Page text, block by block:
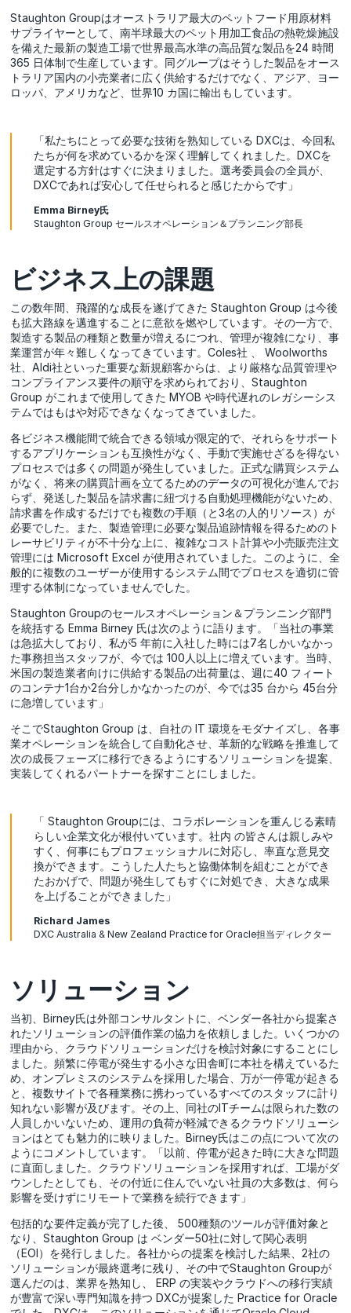
Staughton Groupはオーストラリア最大のペットフード用原材料
サプライヤーとして、南半球最大のペット用加工食品の熱乾燥施設
を備えた最新の製造工場で世界最高水準の高品質な製品を24 時間
365 日体制で生産しています。同グループはそうした製品をオース
トラリア国内の小売業者に広く供給するだけでなく、アジア、ヨー
ロッパ、アメリカなど、世界10 カ国に輸出もしています。
「私たちにとって必要な技術を熟知している DXCは、今回私
たちが何を求めているかを深く理解してくれました。DXCを
選定する方針はすぐに決まりました。選考委員会の全員が、
DXCであれば安心して任せられると感じたからです」
Emma Birney氏
Staughton Group セールスオペレーション＆プランニング部長
ビジネス上の課題
この数年間、飛躍的な成長を遂げてきた Staughton Group は今後
も拡大路線を邁進することに意欲を燃やしています。その一方で、
製造する製品の種類と数量が増えるにつれ、管理が複雑になり、事
業運営が年々難しくなってきています。Coles社 、 Woolworths
社、Aldi社といった重要な新規顧客からは、より厳格な品質管理や
コンプライアンス要件の順守を求められており、Staughton
Group がこれまで使用してきた MYOB や時代遅れのレガシーシス
テムではもはや対応できなくなってきていました。
各ビジネス機能間で統合できる領域が限定的で、それらをサポート
するアプリケーションも互換性がなく、手動で実施せざるを得ない
プロセスでは多くの問題が発生していました。正式な購買システム
がなく、将来の購買計画を立てるためのデータの可視化が進んでお
らず、発送した製品を請求書に紐づける自動処理機能がないため、
請求書を作成するだけでも複数の手順（と3名の人的リソース）が
必要でした。また、製造管理に必要な製品追跡情報を得るためのト
レーサビリティが不十分な上に、複雑なコスト計算や小売販売注文
管理には Microsoft Excel が使用されていました。このように、全
般的に複数のユーザーが使用するシステム間でプロセスを適切に管
理する体制になっていませんでした。
Staughton Groupのセールスオペレーション＆プランニング部門
を統括する Emma Birney 氏は次のように語ります。「当社の事業
は急拡大しており、私が5 年前に入社した時には7名しかいなかっ
た事務担当スタッフが、今では 100人以上に増えています。当時、
米国の製造業者向けに供給する製品の出荷量は、週に40 フィート
のコンテナ1台か2台分しかなかったのが、今では35 台から 45台分
に急増しています」
そこでStaughton Group は、自社の IT 環境をモダナイズし、各事
業オペレーションを統合して自動化させ、革新的な戦略を推進して
次の成長フェーズに移行できるようにするソリューションを提案、
実装してくれるパートナーを探すことにしました。
「 Staughton Groupには、コラボレーションを重んじる素晴
らしい企業文化が根付いています。社内 の皆さんは親しみや
すく、何事にもプロフェッショナルに対応し、率直な意見交
換ができます。こうした人たちと協働体制を組むことができ
たおかげで、問題が発生してもすぐに対処でき、大きな成果
を上げることができました」
Richard James
DXC Australia & New Zealand Practice for Oracle担当ディレクター
ソリューション
当初、Birney氏は外部コンサルタントに、ベンダー各社から提案さ
れたソリューションの評価作業の協力を依頼しました。いくつかの
理由から、クラウドソリューションだけを検討対象にすることにし
ました。頻繁に停電が発生する小さな田舎町に本社を構えているた
め、オンプレミスのシステムを採用した場合、万が一停電が起きる
と、複数サイトで各種業務に携わっているすべてのスタッフに計り
知れない影響が及びます。その上、同社のITチームは限られた数の
人員しかいないため、運用の負荷が軽減できるクラウドソリューシ
ョンはとても魅力的に映りました。Birney氏はこの点について次の
ようにコメントしています。「以前、停電が起きた時に大きな問題
に直面しました。クラウドソリューションを採用すれば、工場がダ
ウンしたとしても、その付近に住んでいない社員の大多数は、何ら
影響を受けずにリモートで業務を続行できます」
包括的な要件定義が完了した後、 500種類のツールが評価対象と
なり、Staughton Group は ベンダー50社に対して関心表明
（EOI）を発行しました。各社からの提案を検討した結果、2社の
ソリューションが最終選考に残り、その中でStaughton Groupが
選んだのは、業界を熟知し、 ERP の実装やクラウドへの移行実績
が豊富で深い専門知識を持つ DXCが提案した Practice for Oracle